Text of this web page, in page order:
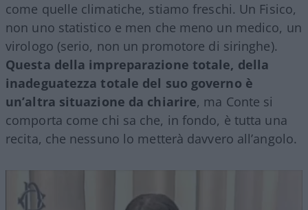
come quelle climatiche, stiamo freschi. Un Fisico,
non uno statistico e men che meno un medico, un
virologo (serio, non un promotore di siringhe).
Questa della impreparazione totale, della
inadeguatezza totale del suo governo è
un’altra situazione da chiarire, ma Conte si
comporta come chi sa che, in fondo, è tutta una
recita, che nessuno lo metterà davvero all’angolo.